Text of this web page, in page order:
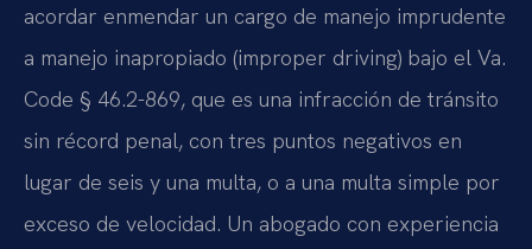
acordar enmendar un cargo de manejo imprudente
a manejo inapropiado (improper driving) bajo el Va.
Code § 46.2-869, que es una infracción de tránsito
sin récord penal, con tres puntos negativos en
lugar de seis y una multa, o a una multa simple por
exceso de velocidad. Un abogado con experiencia